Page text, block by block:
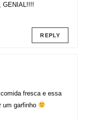
GENIAL!!!!
REPLY
fresca e essa
um garfinho